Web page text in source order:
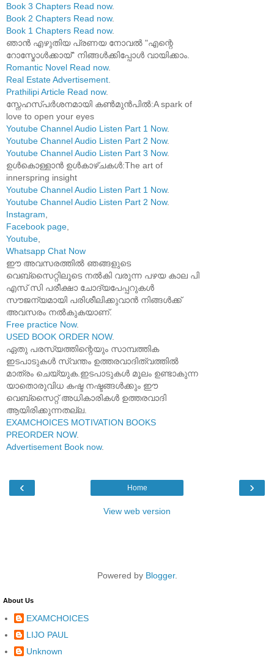
Book 3 Chapters Read now.
Book 2 Chapters Read now.
Book 1 Chapters Read now.
ഞാൻ എഴുതിയ പ്രണയ നോവൽ "എന്റെ
റോസ്മോൾക്കായ്" നിങ്ങൾക്കിപ്പോൾ വായിക്കാം.
Romantic Novel Read now.
Real Estate Advertisement
Prathilipi Article Read now.
സ്നേഹസ്പർശനമായി കൺമുൻപിൽ:A spark of
love to open your eyes
Youtube Channel Audio Listen Part 1 Now.
Youtube Channel Audio Listen Part 2 Now.
Youtube Channel Audio Listen Part 3 Now.
ഉൾകൊള്ളാൻ ഉൾകാഴ്ചകൾ:The art of
innerspring insight
Youtube Channel Audio Listen Part 1 Now.
Youtube Channel Audio Listen Part 2 Now.
Instagram
Facebook page
Youtube
Whatsapp Chat Now
ഈ അവസരത്തിൽ ഞങ്ങളുടെ
വെബ്സൈറ്റിലൂടെ നൽകി വരുന്ന പഴയ കാല പി
എസ് സി പരീക്ഷാ ചോദ്യപേപ്പറുകൾ
സൗജന്യമായി പരിശീലിക്കുവാൻ നിങ്ങൾക്ക്
അവസരം നൽകുകയാണ്.
Free practice Now.
USED BOOK ORDER NOW.
ഏതു പരസ്യത്തിന്റെയും സാമ്പത്തിക
ഇടപാടുകൾ സ്വന്തം ഉത്തരവാദിത്വത്തിൽ
മാത്രം ചെയ്യുക.ഇടപാടുകൾ മൂലം ഉണ്ടാകുന്ന
യാതൊരുവിധ കഷ്ട നഷ്ടങ്ങൾക്കും ഈ
വെബ്സൈറ്റ് അധികാരികൾ ഉത്തരവാദി
ആയിരിക്കുന്നതല്ല.
EXAMCHOICES MOTIVATION BOOKS
PREORDER NOW.
Advertisement Book now.
‹ ›
Home
View web version
Powered by Blogger.
About Us
EXAMCHOICES
LIJO PAUL
Unknown